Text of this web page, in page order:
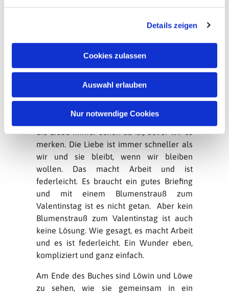
Details zeigen
Cookies zulassen
Auswahl erlauben
Nur notwendige Cookies
Und so lehrt die Liebe selbst den Löwen
das Lieben. Nachdem alle seine Versuche
Worte anderer auszudrücken, nachdem er
immer lauter brüllen musste: „Das hätte
ich doch nie geschrieben“, nachdem er
alle anderen Briefe, in denen von
Affenkram und Mistkäferparfüm die Rede
zärtlich an. Die Löwin ist längst da, so wie
die Liebe immer schon da ist, bevor wir es
merken. Die Liebe ist immer schneller als
wir und sie bleibt, wenn wir bleiben
wollen. Das macht Arbeit und ist
federleicht. Es braucht ein gutes Briefing
und mit einem Blumenstrauß zum
Valentinstag ist es nicht getan. Aber kein
Blumenstrauß zum Valentinstag ist auch
keine Lösung. Wie gesagt, es macht Arbeit
und es ist federleicht. Ein Wunder eben,
kompliziert und ganz einfach.
Am Ende des Buches sind Löwin und Löwe
zu sehen, wie sie gemeinsam in ein